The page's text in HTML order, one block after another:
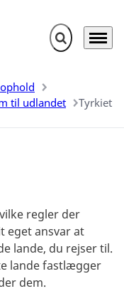
Fold søgefelt
Menu
til udlandet Tyrkiet
regler der
eget ansvar at
lande, du rejser til.
lande fastlægger
dem.